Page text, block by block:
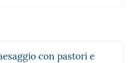
con pastori e